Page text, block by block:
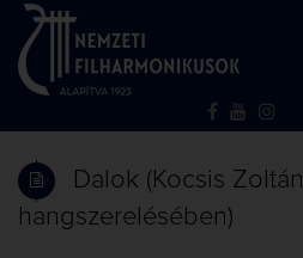
Dalok (Kocsis Zoltán
hangszerelésében)